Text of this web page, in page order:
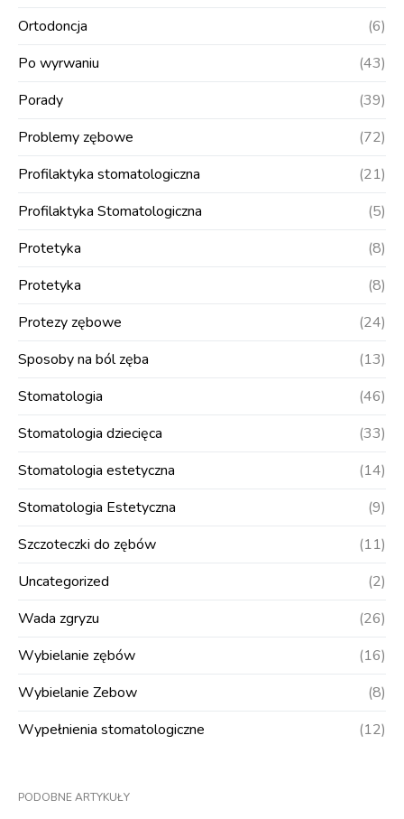
Ortodoncja
(6)
Po wyrwaniu
(43)
Porady
(39)
Problemy zębowe
(72)
Profilaktyka stomatologiczna
(21)
Profilaktyka Stomatologiczna
(5)
Protetyka
(8)
Protetyka
(8)
Protezy zębowe
(24)
Sposoby na ból zęba
(13)
Stomatologia
(46)
Stomatologia dziecięca
(33)
Stomatologia estetyczna
(14)
Stomatologia Estetyczna
(9)
Szczoteczki do zębów
(11)
Uncategorized
(2)
Wada zgryzu
(26)
Wybielanie zębów
(16)
Wybielanie Zebow
(8)
Wypełnienia stomatologiczne
(12)
PODOBNE ARTYKUŁY